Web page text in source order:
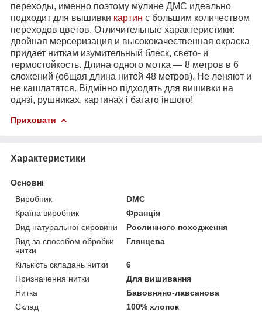
переходы, именно поэтому мулине ДМС идеально
подходит для вышивки картин с большим количеством
переходов цветов. Отличительные характеристики:
двойная мерсеризация и высококачественная окраска
придает ниткам изумительный блеск, свето- и
термостойкость. Длина одного мотка ― 8 метров в 6
сложений (общая длина нитей 48 метров). Не леняют и
не кашлатятся. Відмінно підходять для вишивки на
одязі, рушниках, картинах і багато іншого!
Приховати
Характеристики
Основні
Виробник
DMC
Країна виробник
Франція
Вид натуральної сировини
Рослинного походження
Вид за способом обробки
нитки
Глянцева
Кількість складань нитки
6
Призначення нитки
Для вишивання
Нитка
Бавовняно-лавсанова
Склад
100% хлопок